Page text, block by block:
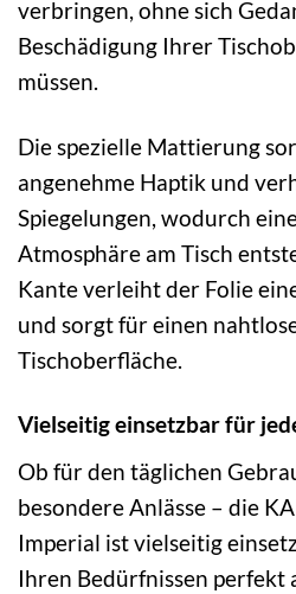
verbringen, ohne sich
Beschädigung Ihrer
müssen.
Die spezielle Mattierung
angenehme Haptik und
Spiegelungen, wodurch
Atmosphäre am Tisch
Kante verleiht der Folie
und sorgt für einen
Tischoberfläche.
Vielseitig einsetzbar für
Ob für den täglichen
besondere Anlässe – die
Imperial ist vielseitig
Ihren Bedürfnissen perfekt